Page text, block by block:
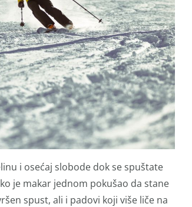
i osećaj slobode dok se spuštate
je makar jednom pokušao da stane
spust, ali i padovi koji više liče na